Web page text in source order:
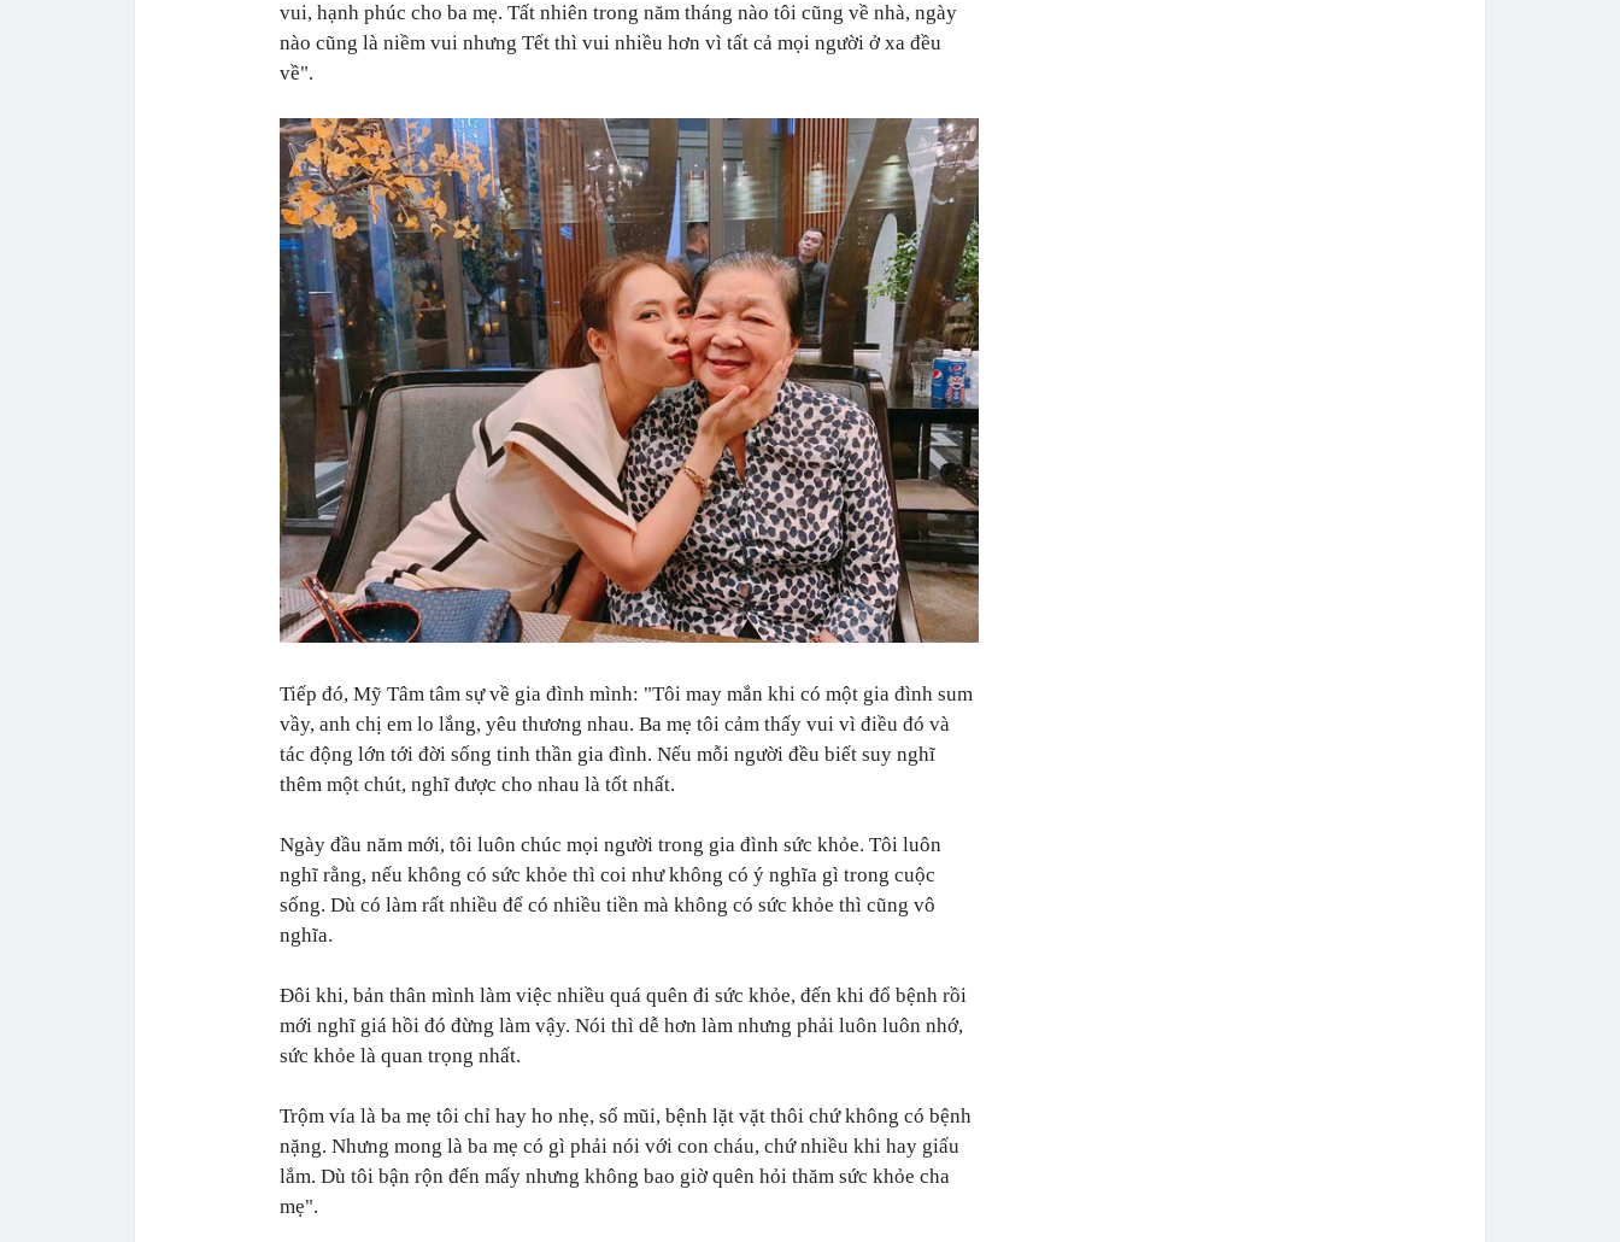
vui, hạnh phúc cho ba mẹ. Tất nhiên trong năm tháng nào tôi cũng về nhà, ngày
nào cũng là niềm vui nhưng Tết thì vui nhiều hơn vì tất cả mọi người ở xa đều
về".
Tiếp đó, Mỹ Tâm tâm sự về gia đình mình: "Tôi may mắn khi có một gia đình sum
vầy, anh chị em lo lắng, yêu thương nhau. Ba mẹ tôi cảm thấy vui vì điều đó và
tác động lớn tới đời sống tinh thần gia đình. Nếu mỗi người đều biết suy nghĩ
thêm một chút, nghĩ được cho nhau là tốt nhất.
Ngày đầu năm mới, tôi luôn chúc mọi người trong gia đình sức khỏe. Tôi luôn
nghĩ rằng, nếu không có sức khỏe thì coi như không có ý nghĩa gì trong cuộc
sống. Dù có làm rất nhiều để có nhiều tiền mà không có sức khỏe thì cũng vô
nghĩa.
Đôi khi, bản thân mình làm việc nhiều quá quên đi sức khỏe, đến khi đổ bệnh rồi
mới nghĩ giá hồi đó đừng làm vậy. Nói thì dễ hơn làm nhưng phải luôn luôn nhớ,
sức khỏe là quan trọng nhất.
Trộm vía là ba mẹ tôi chỉ hay ho nhẹ, sổ mũi, bệnh lặt vặt thôi chứ không có bệnh
nặng. Nhưng mong là ba mẹ có gì phải nói với con cháu, chứ nhiều khi hay giấu
lắm. Dù tôi bận rộn đến mấy nhưng không bao giờ quên hỏi thăm sức khỏe cha
mẹ".